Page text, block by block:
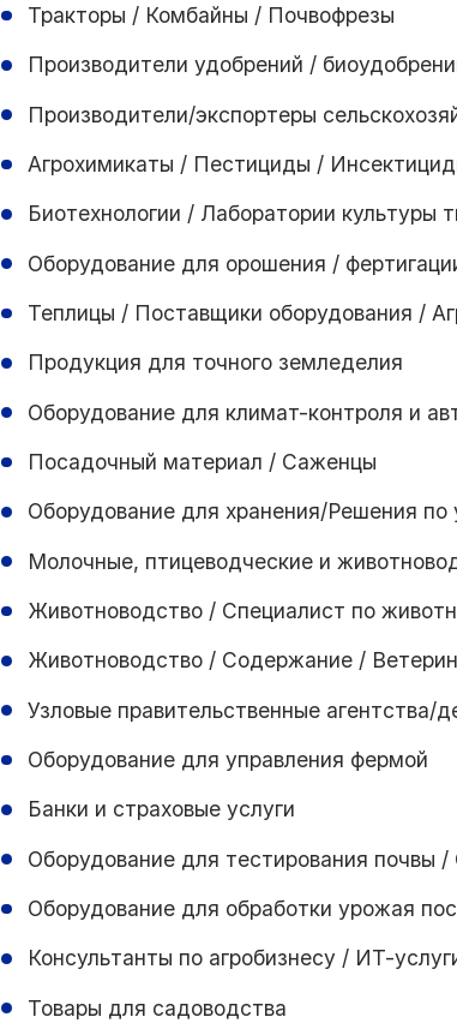
Тракторы / Комбайны / Почвофрезы
Производители удобрений /
Производители/экспортеры
Агрохимикаты / Пестициды /
Биотехнологии / Лаборатории культуры
Оборудование для орошения /
Теплицы / Поставщики оборудования /
Продукция для точного земледелия
Оборудование для климат-контроля и
Посадочный материал / Саженцы
Оборудование для хранения/Решения по
Молочные, птицеводческие и
Животноводство / Специалист по
Животноводство / Содержание /
Узловые правительственные агентства/
Оборудование для управления фермой
Банки и страховые услуги
Оборудование для тестирования почвы
Оборудование для обработки урожая
Консультанты по агробизнесу / ИТ-
Товары для садоводства